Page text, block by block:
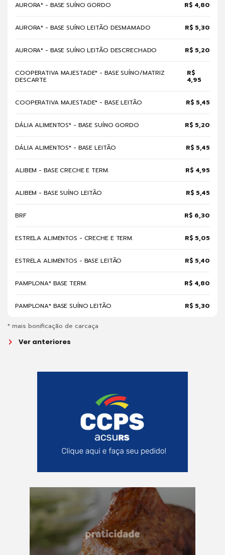
AURORA* - BASE SUÍNO GORDO R$ 4,80
AURORA* - BASE SUÍNO LEITÃO DESMAMADO R$ 5,30
AURORA* - BASE SUÍNO LEITÃO DESCRECHADO R$ 5,20
COOPERATIVA MAJESTADE* - BASE SUÍNO/MATRIZ
DESCARTE
R$
4,95
COOPERATIVA MAJESTADE* - BASE LEITÃO R$ 5,45
DÁLIA ALIMENTOS* - BASE SUÍNO GORDO R$ 5,20
DÁLIA ALIMENTOS* - BASE LEITÃO R$ 5,45
ALIBEM - BASE CRECHE E TERM. R$ 4,95
ALIBEM - BASE SUÍNO LEITÃO R$ 5,45
BRF R$ 6,30
ESTRELA ALIMENTOS - CRECHE E TERM. R$ 5,05
ESTRELA ALIMENTOS - BASE LEITÃO R$ 5,40
PAMPLONA* BASE TERM. R$ 4,80
PAMPLONA* BASE SUÍNO LEITÃO R$ 5,30
* mais bonificação de carcaça
Ver anteriores